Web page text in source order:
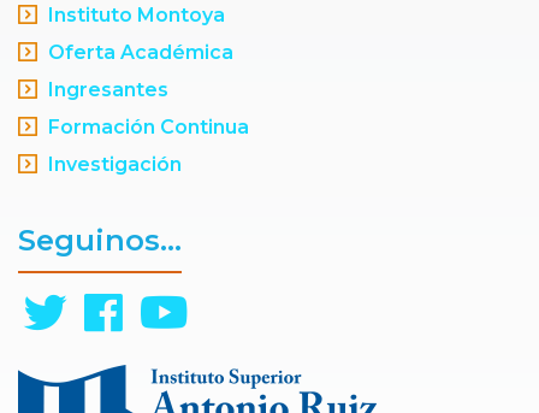
Instituto Montoya
Oferta Académica
Ingresantes
Formación Continua
Investigación
Seguinos...